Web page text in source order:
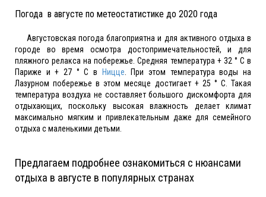
Погода в августе по метеостатистике до 2020 года
Августовская погода благоприятна и для активного отдыха в
городе во время осмотра достопримечательностей, и для
пляжного релакса на побережье. Средняя температура + 32 ° C в
Париже и + 27 ° C в
Ницце. При этом температура воды на
Лазурном побережье в этом месяце достигает + 25 ° C. Такая
температура воздуха не составляет большого дискомфорта для
отдыхающих, поскольку высокая влажность делает климат
максимально мягким и привлекательным даже для семейного
отдыха с маленькими детьми.
Предлагаем подробнее ознакомиться с нюансами
отдыха в августе в популярных странах